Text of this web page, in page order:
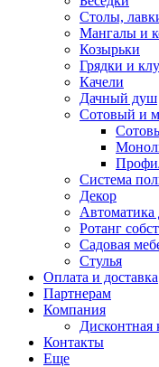
Столы,
Мангалы и
Козырьки
Грядки и
Качели
Дачный душ
Сотовый и
Система
Декор
Автоматика
Ротанг
Садовая
Стулья
Оплата и доставка
Партнерам
Компания
Дисконтная
Контакты
Еще